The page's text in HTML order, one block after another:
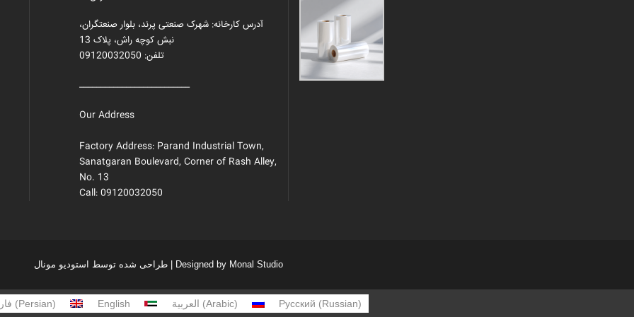
آدرس کارخانه: شهرک صنعتی پرند، بلوار صنعتگران،
نبش کوچه راش، پلاک 13
تلفن: 09120032050
__________________________
Our Address
Factory Address: Parand Industrial Town,
Sanatgaran Boulevard, Corner of Rash Alley,
No. 13
Call: 09120032050
طراحی شده توسط استودیو مونال | Designed by Monal Studio
(Persian) English العربية (Arabic) Русский (Russian)